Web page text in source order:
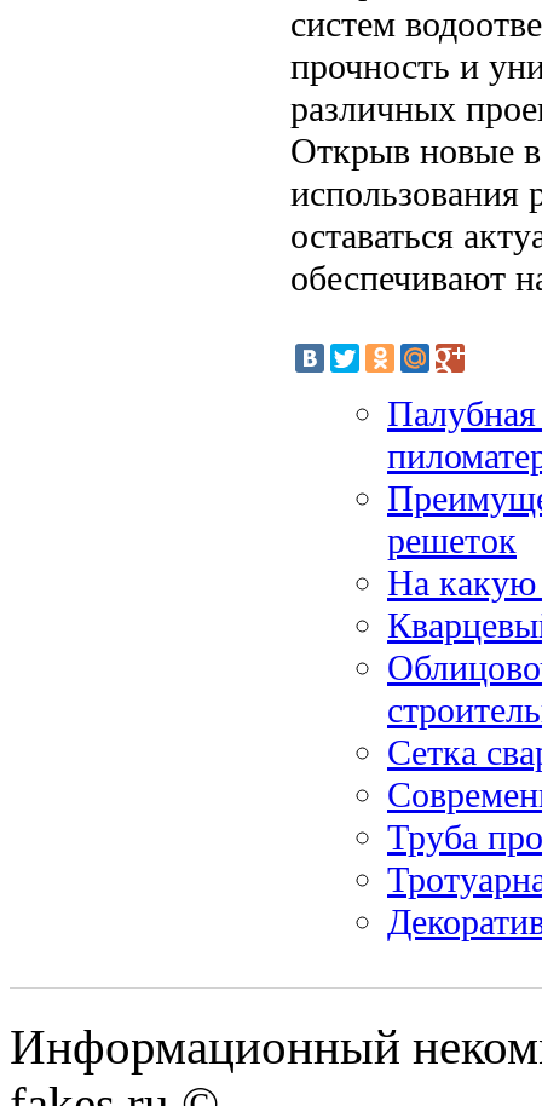
систем
прочность и
различных
Открыв новые
оставаться
обеспечивают
решеток
На какую
Сетка
Труба
Информационный